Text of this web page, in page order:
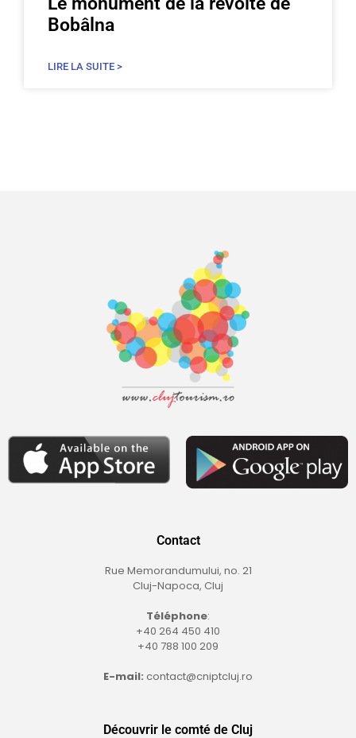
Bobâlna
LIRE LA SUITE >
Contact
Rue Memorandumului, no. 21
Cluj-Napoca, Cluj
Téléphone:
+40 264 450 410
+40 788 100 209
E-mail: contact@cniptcluj.ro
Découvrir le comté de Cluj